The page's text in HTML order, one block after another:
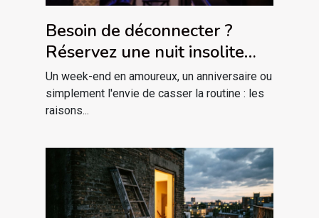
Besoin de déconnecter ?
Réservez une nuit insolite
avec jacuzzi privatif dans le
massif des Vosges !
Un week-end en amoureux, un anniversaire ou
simplement l'envie de casser la routine : les
raisons...